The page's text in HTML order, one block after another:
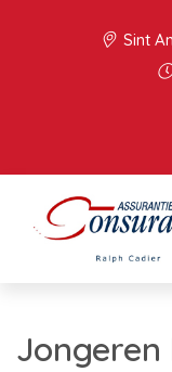
Sint